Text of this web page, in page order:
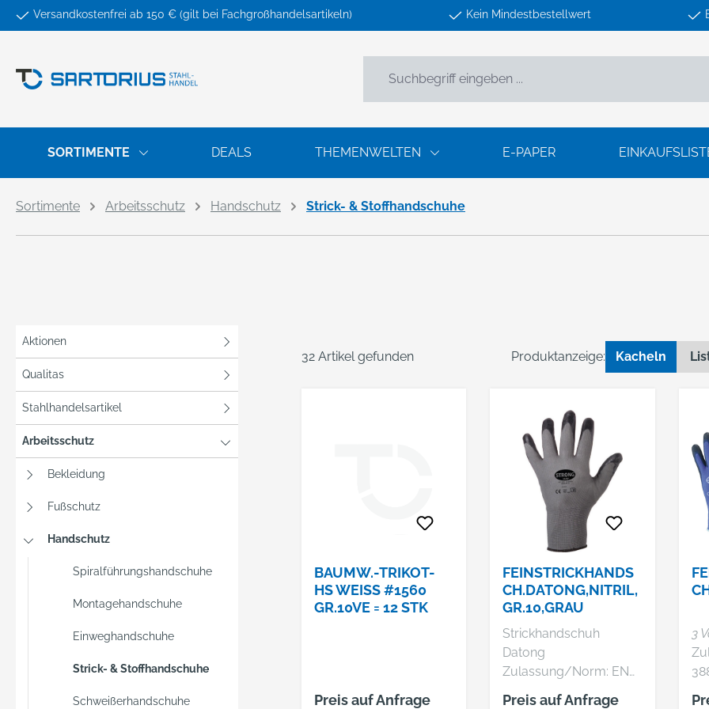
Zur Hauptnavigation springen
Versandkostenfrei ab 150 € (gilt bei Fachgroßhandelsartikeln) Kein Mindestbestellwert
SORTIMENTE DEALS THEMENWELTEN E-PAPER
Sortimente Arbeitsschutz Handschutz Strick- & Stoffhandschuhe
Aktionen
Qualitas
Stahlhandelsartikel
Arbeitsschutz
Bekleidung
Fußschutz
Handschutz
Spiralführungshandschuhe
Montagehandschuhe
Einweghandschuhe
Strick- & Stoffhandschuhe
Schweißerhandschuhe
32 Artikel gefunden Produktanzeige: Kacheln
BAUMW.-TRIKOT-
HS WEISS #1560 G
R.10VE = 12 STK
Preis auf Anfrage
FEINSTRICKHANDS
CH.DATONG,NITRIL,
GR.10,GRAU
Strickhandschuh
Datong
Zulassung/Norm: EN
388 Eigenschaften: •
Preis auf Anfrage
3